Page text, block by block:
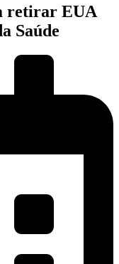
retirar EUA
Saúde